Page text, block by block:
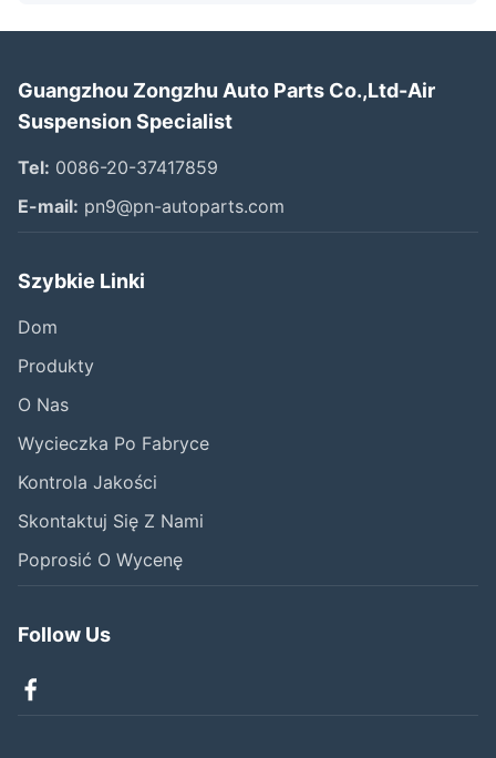
Guangzhou Zongzhu Auto Parts Co.,Ltd-Air
Suspension Specialist
Tel: 0086-20-37417859
E-mail: pn9@pn-autoparts.com
Szybkie Linki
Dom
Produkty
O Nas
Wycieczka Po Fabryce
Kontrola Jakości
Skontaktuj Się Z Nami
Poprosić O Wycenę
Follow Us